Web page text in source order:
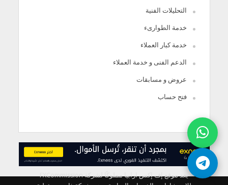
التحليلات الفنية
خدمة الطوارىء
خدمة كبار العملاء
الدعم الفنى و خدمة العملاء
عروض و مسابقات
فتح حساب
يعد موقع إف إكس ارابيا مملوكًا لشركة FXCommission